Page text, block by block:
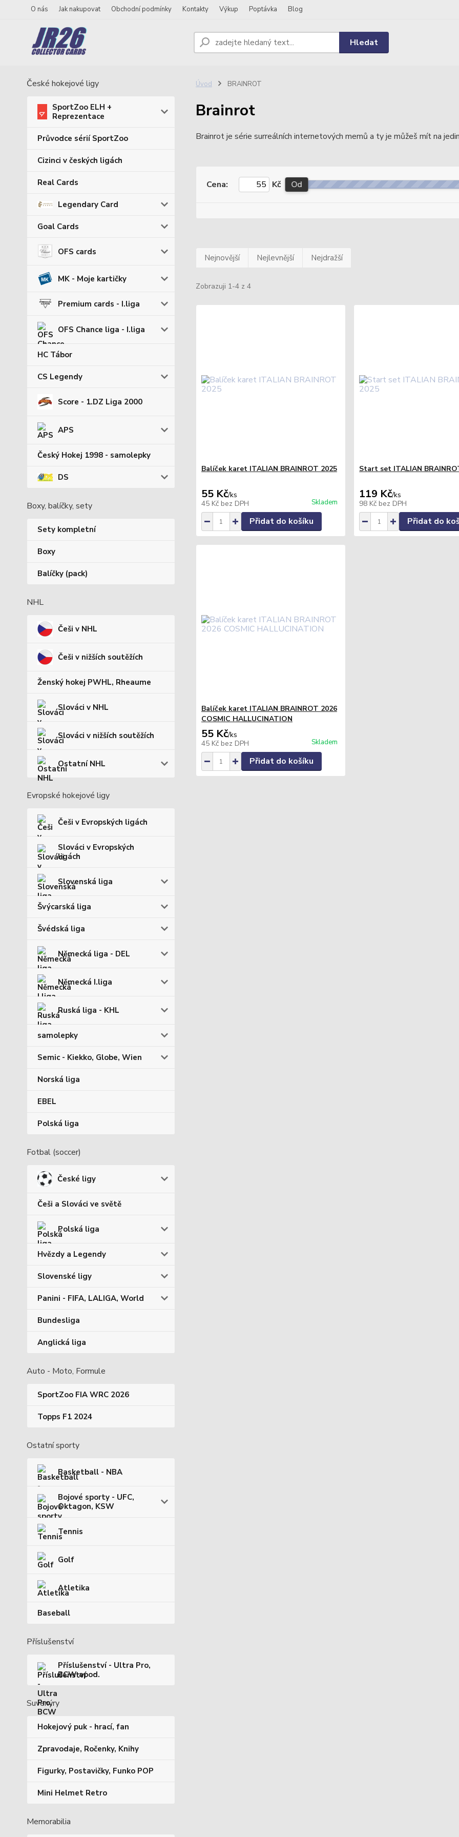
O nás Jak nakupovat Obchodní podmínky Kontakty Výkup Poptávka Blog
Hledat
České hokejové ligy
SportZoo ELH +
Reprezentace
Průvodce sérií SportZoo
Cizinci v českých ligách
Real Cards
Legendary Card
Goal Cards
OFS cards
MK - Moje kartičky
Premium cards - I.liga
OFS Chance liga - I.liga
HC Tábor
CS Legendy
Score - 1.DZ Liga 2000
APS
Český Hokej 1998 - samolepky
DS
Boxy, balíčky, sety
Sety kompletní
Boxy
Balíčky (pack)
NHL
Češi v NHL
Češi v nižších soutěžích
Ženský hokej PWHL, Rheaume
Slováci v NHL
Slováci v nižších soutěžích
Ostatní NHL
Evropské hokejové ligy
Češi v Evropských ligách
Slováci v Evropských
ligách
Slovenská liga
Švýcarská liga
Švédská liga
Německá liga - DEL
Německá I.liga
Ruská liga - KHL
samolepky
Semic - Kiekko, Globe, Wien
Norská liga
EBEL
Polská liga
Fotbal (soccer)
České ligy
Češi a Slováci ve světě
Polská liga
Hvězdy a Legendy
Slovenské ligy
Panini - FIFA, LALIGA, World
Bundesliga
Anglická liga
Auto - Moto, Formule
SportZoo FIA WRC 2026
Topps F1 2024
Ostatní sporty
Basketball - NBA
Bojové sporty - UFC,
Oktagon, KSW
Tennis
Golf
Atletika
Baseball
Příslušenství
Příslušenství - Ultra Pro,
BCW apod.
Suvenýry
Hokejový puk - hrací, fan
Zpravodaje, Ročenky, Knihy
Figurky, Postavičky, Funko POP
Mini Helmet Retro
Memorabilia
Úvod BRAINROT
Brainrot
Brainrot je série surreálních internetových memů a ty je můžeš mít na
Cena: Kč Od
Nejnovější Nejlevnější Nejdražší
Zobrazuji 1-4 z 4
Balíček karet ITALIAN BRAINROT 2025
55 Kč/ks
45 Kč bez DPH Skladem
Přidat do košíku
Start set ITALIAN
119 Kč/ks
98 Kč bez DPH
Přidat do
Balíček karet ITALIAN BRAINROT 2026
COSMIC HALLUCINATION
55 Kč/ks
45 Kč bez DPH Skladem
Přidat do košíku